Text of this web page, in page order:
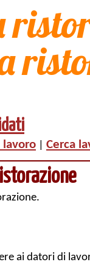
lavoro Cerca
ai datori di